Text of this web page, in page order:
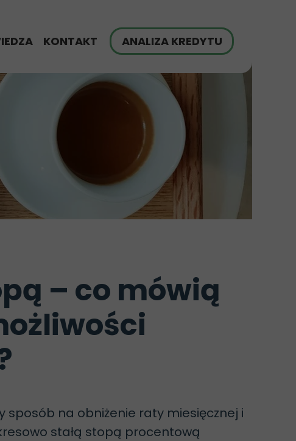
ANALIZA KREDYTU
klientów
Kredyt hipoteczny - FAQ
Kalkulator Raty Kredytu
KONTAKT
– co mówią
na obniżenie raty miesięcznej i
stałą stopą procentową